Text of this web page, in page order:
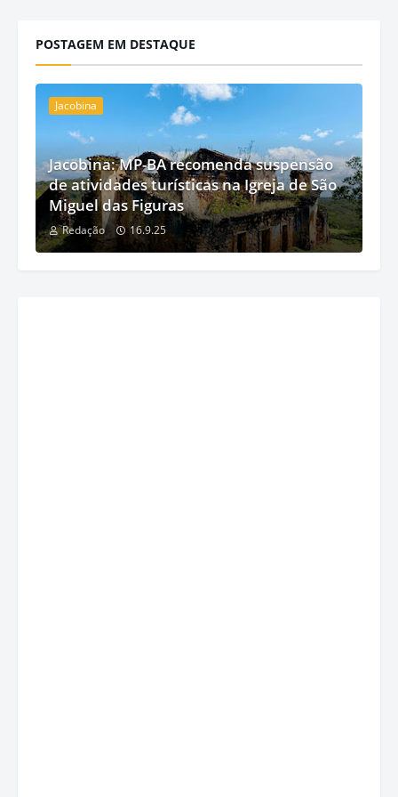
POSTAGEM EM DESTAQUE
Jacobina
Jacobina: MP-BA recomenda suspensão
de atividades turísticas na Igreja de São
Miguel das Figuras
Redação 16.9.25